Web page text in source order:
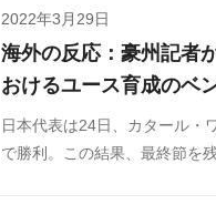
2022年3月29日
海外の反応：豪州記者
おけるユース育成のベ
日本代表は24日、カタール・
で勝利。この結果、最終節を